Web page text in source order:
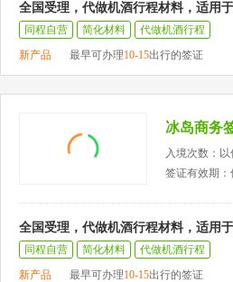
全国受理，代做机酒行程材料，适用
同程自营
简化材料
代做机酒行程
新产品
最早可办理10-15出行的签证
冰岛商务
入境次数：
签证有效期
全国受理，代做机酒行程材料，适用
同程自营
简化材料
代做机酒行程
新产品
最早可办理10-15出行的签证